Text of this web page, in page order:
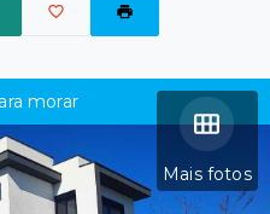
Mais fotos
morar